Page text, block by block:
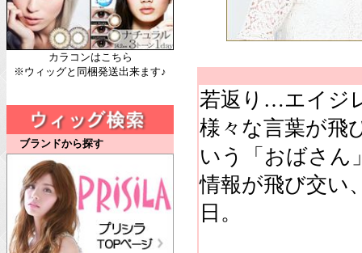
カラコンはこちら
※ウィッグと同梱発送出来ます♪
ブランドから探す
若返り…エイジ
様々な言葉が飛
いう「おばさん
情報が飛び交い
日。